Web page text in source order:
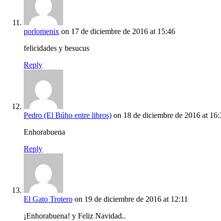
porlomenix on 17 de diciembre de 2016 at 15:46
felicidades y besucus
Reply
Pedro (El Búho entre libros) on 18 de diciembre de 2016 at
Enhorabuena
Reply
El Gato Trotero on 19 de diciembre de 2016 at 12:11
¡Enhorabuena! y Feliz Navidad..